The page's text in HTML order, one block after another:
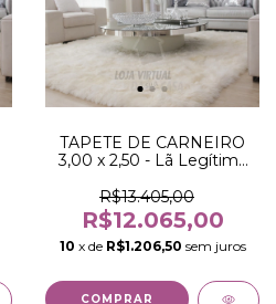
TAPETE DE CARNEIRO
3,00 x 2,50 - Lã Legítima
R$13.405,00
R$12.065,00
10 x de R$1.206,50 sem juros